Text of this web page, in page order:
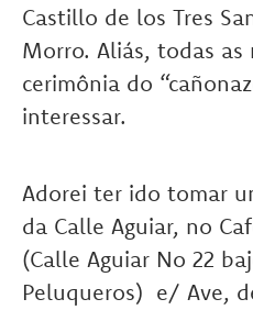
Castillo de los Tres
Morro. Aliás, todas as
cerimônia do
interessar.
Adorei ter ido tomar
da Calle Aguiar, no
(Calle Aguiar No 22
Peluqueros) e/ Ave,